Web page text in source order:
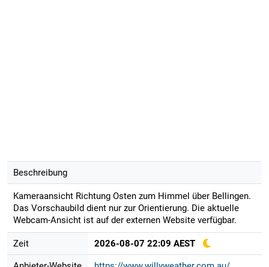
Beschreibung
Kameraansicht Richtung Osten zum Himmel über Bellingen.
Das Vorschaubild dient nur zur Orientierung. Die aktuelle
Webcam-Ansicht ist auf der externen Website verfügbar.
Zeit 2026-08-07 22:09 AEST